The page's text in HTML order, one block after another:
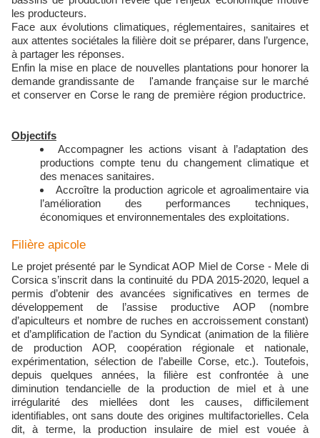
les producteurs.
Face aux évolutions climatiques, réglementaires, sanitaires et
aux attentes sociétales la filière doit se préparer, dans l’urgence,
à partager les réponses.
Enfin la mise en place de nouvelles plantations pour honorer la
demande grandissante de l'amande française sur le marché
et conserver en Corse le rang de première région productrice.
Objectifs
Accompagner les actions visant à l’adaptation des
productions compte tenu du changement climatique et
des menaces sanitaires.
Accroître la production agricole et agroalimentaire via
l’amélioration des performances techniques,
économiques et environnementales des exploitations.
Filière apicole
Le projet présenté par le Syndicat AOP Miel de Corse - Mele di
Corsica s’inscrit dans la continuité du PDA 2015-2020, lequel a
permis d’obtenir des avancées significatives en termes de
développement de l’assise productive AOP (nombre
d’apiculteurs et nombre de ruches en accroissement constant)
et d’amplification de l’action du Syndicat (animation de la filière
de production AOP, coopération régionale et nationale,
expérimentation, sélection de l’abeille Corse, etc.). Toutefois,
depuis quelques années, la filière est confrontée à une
diminution tendancielle de la production de miel et à une
irrégularité des miellées dont les causes, difficilement
identifiables, ont sans doute des origines multifactorielles. Cela
dit, à terme, la production insulaire de miel est vouée à